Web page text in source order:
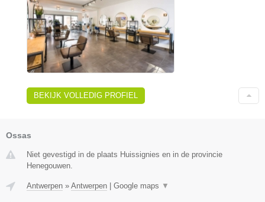
BEKIJK VOLLEDIG PROFIEL
Ossas
Niet gevestigd in de plaats Huissignies en in de provincie
Henegouwen.
Antwerpen » Antwerpen | Google maps ▼